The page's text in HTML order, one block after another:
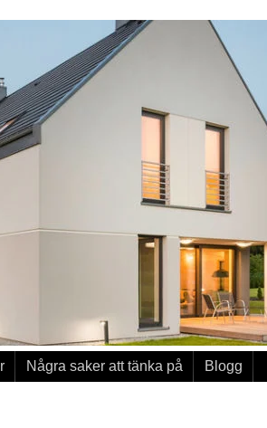
Några saker att tänka på Blogg